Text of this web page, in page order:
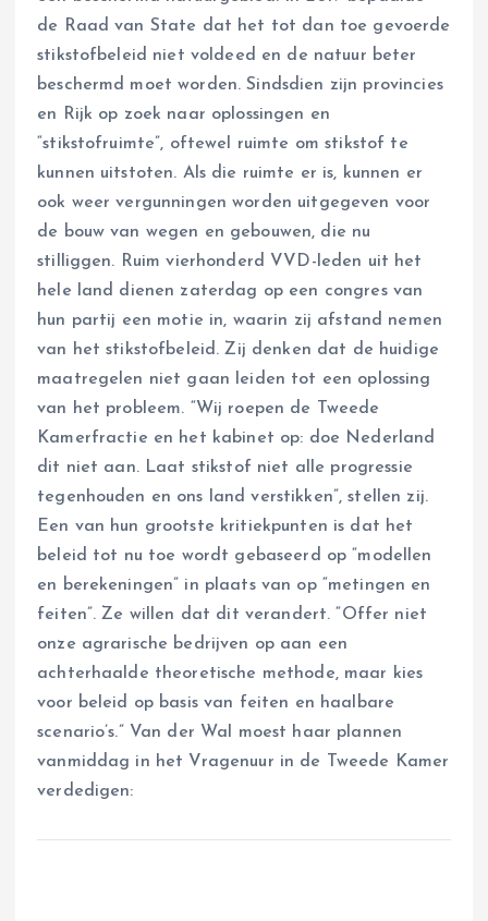
de Raad van State dat het tot dan toe gevoerde
stikstofbeleid niet voldeed en de natuur beter
beschermd moet worden. Sindsdien zijn provincies
en Rijk op zoek naar oplossingen en
“stikstofruimte”, oftewel ruimte om stikstof te
kunnen uitstoten. Als die ruimte er is, kunnen er
ook weer vergunningen worden uitgegeven voor
de bouw van wegen en gebouwen, die nu
stilliggen. Ruim vierhonderd VVD-leden uit het
hele land dienen zaterdag op een congres van
hun partij een motie in, waarin zij afstand nemen
van het stikstofbeleid. Zij denken dat de huidige
maatregelen niet gaan leiden tot een oplossing
van het probleem. “Wij roepen de Tweede
Kamerfractie en het kabinet op: doe Nederland
dit niet aan. Laat stikstof niet alle progressie
tegenhouden en ons land verstikken”, stellen zij.
Een van hun grootste kritiekpunten is dat het
beleid tot nu toe wordt gebaseerd op “modellen
en berekeningen” in plaats van op “metingen en
feiten”. Ze willen dat dit verandert. “Offer niet
onze agrarische bedrijven op aan een
achterhaalde theoretische methode, maar kies
voor beleid op basis van feiten en haalbare
scenario’s.” Van der Wal moest haar plannen
vanmiddag in het Vragenuur in de Tweede Kamer
verdedigen: